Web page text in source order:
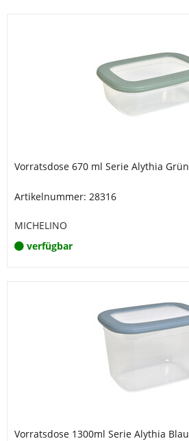
Vorratsdose 670 ml Serie Alythia Grün
Artikelnummer: 28316
MICHELINO
verfügbar
Vorratsdose 1300ml Serie Alythia Blau